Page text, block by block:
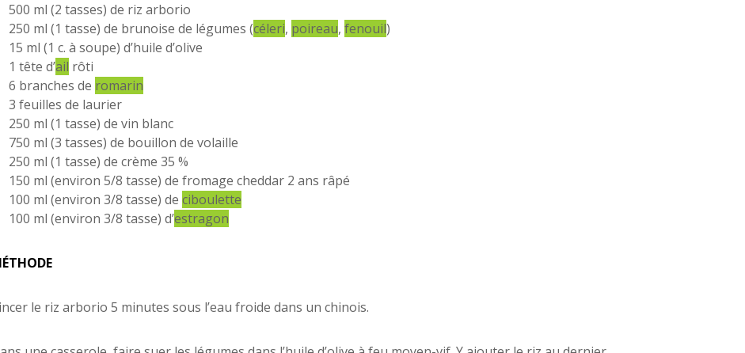
500 ml (2 tasses) de riz arborio
250 ml (1 tasse) de brunoise de légumes (céleri, poireau, fenouil)
15 ml (1 c. à soupe) d’huile d’olive
1 tête d’ail rôti
6 branches de romarin
3 feuilles de laurier
250 ml (1 tasse) de vin blanc
750 ml (3 tasses) de bouillon de volaille
250 ml (1 tasse) de crème 35 %
150 ml (environ 5/8 tasse) de fromage cheddar 2 ans râpé
100 ml (environ 3/8 tasse) de ciboulette
100 ml (environ 3/8 tasse) d’estragon
le riz arborio 5 minutes sous l’eau froide dans un chinois.